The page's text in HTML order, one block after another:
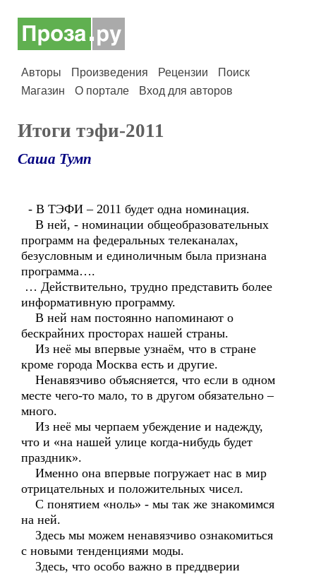
Авторы Произведения Рецензии
Поиск
Магазин
О портале Вход для авторов
Итоги тэфи-2011
Саша Тумп
- В ТЭФИ – 2011 будет одна номинация.
В ней, - номинации общеобразовательных
программ на федеральных телеканалах,
безусловным и единоличным была признана
программа….
… Действительно, трудно представить более
информативную программу.
В ней нам постоянно напоминают о
бескрайних просторах нашей страны.
Из неё мы впервые узнаём, что в стране
кроме города Москва есть и другие.
Ненавязчиво объясняется, что если в одном
месте чего-то мало, то в другом обязательно –
много.
Из неё мы черпаем убеждение и надежду,
что и «на нашей улице когда-нибудь будет
праздник».
Именно она впервые погружает нас в мир
отрицательных и положительных чисел.
С понятием «ноль» - мы так же знакомимся
на ней.
Здесь мы можем ненавязчиво ознакомиться
с новыми тенденциями моды.
Здесь, что особо важно в преддверии